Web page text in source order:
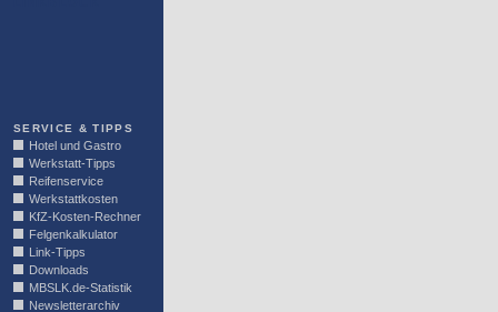
SERVICE & TIPPS
Hotel und Gastro
Werkstatt-Tipps
Reifenservice
Werkstattkosten
KfZ-Kosten-Rechner
Felgenkalkulator
Link-Tipps
Downloads
MBSLK.de-Statistik
Newsletterarchiv